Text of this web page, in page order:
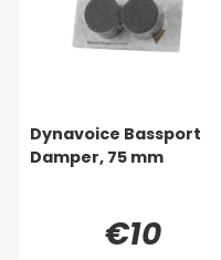
Dynavoice Bassport
Damper, 75 mm
€10